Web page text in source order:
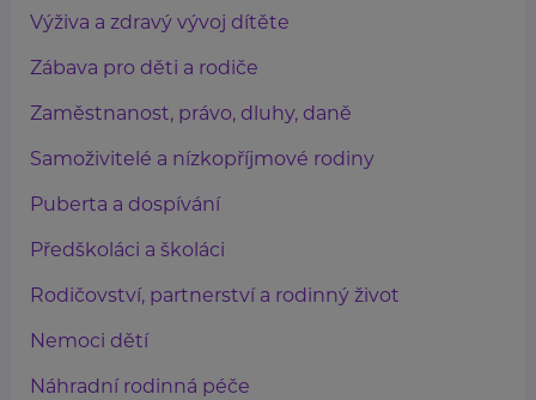
Výživa a zdravý vývoj dítěte
Zábava pro děti a rodiče
Zaměstnanost, právo, dluhy, daně
Samoživitelé a nízkopříjmové rodiny
Puberta a dospívání
Předškoláci a školáci
Rodičovství, partnerství a rodinný život
Nemoci dětí
Náhradní rodinná péče